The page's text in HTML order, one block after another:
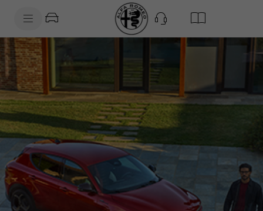
SkiptoNavigationText